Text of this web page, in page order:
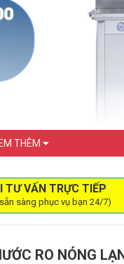
nghiệp 50 lít Kosovota
nghiệp
THÊM
TƯ VẤN TRỰC TIẾP
sàng phục vụ bạn 24/7)
RO NÓNG